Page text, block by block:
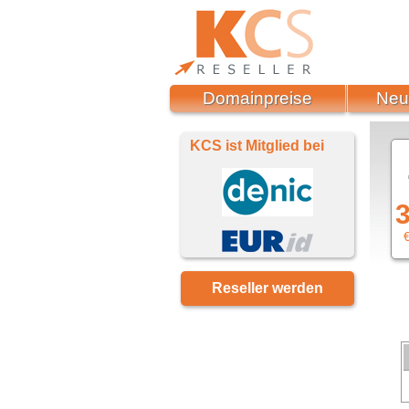
KCS ist Mitglied bei
Reseller werden
Domainpreise